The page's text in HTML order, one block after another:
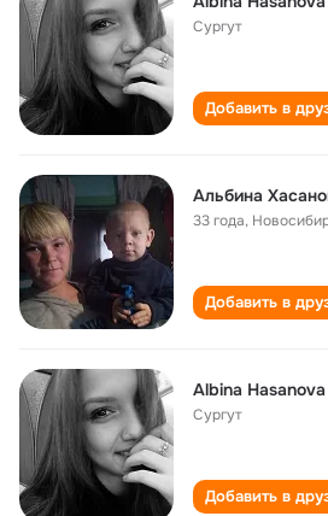
Сургут
Добавить в
Альбина
33 года,
Добавить в
Albina Hasanova
Сургут
Добавить в